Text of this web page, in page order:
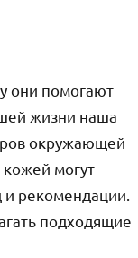
они помогают
жизни наша
окружающей
могут
и рекомендации.
подходящие